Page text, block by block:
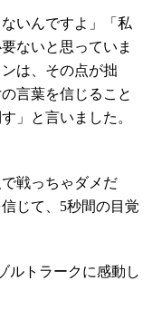
いんですよ」「私
ないと思っていま
は、その点が拙
言葉を信じること
」と言いました。
戦っちゃダメだ
じて、5秒間の目覚
ルトラークに感動し